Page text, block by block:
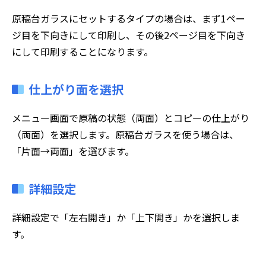
原稿台ガラスにセットするタイプの場合は、まず1ペー
ジ目を下向きにして印刷し、その後2ページ目を下向き
にして印刷することになります。
仕上がり面を選択
メニュー画面で原稿の状態（両面）とコピーの仕上がり
（両面）を選択します。原稿台ガラスを使う場合は、
「片面→両面」を選びます。
詳細設定
詳細設定で「左右開き」か「上下開き」かを選択しま
す。